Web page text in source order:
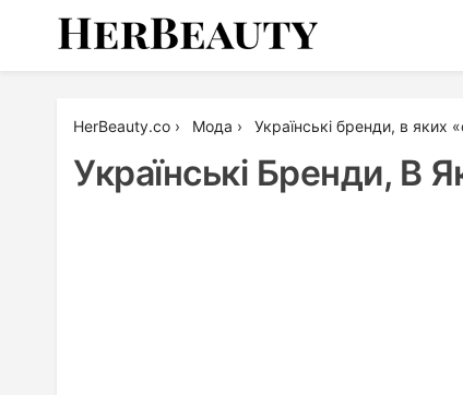
HerBeauty.co › Мода › Українські бренди, в яких
Українські Бренди, В